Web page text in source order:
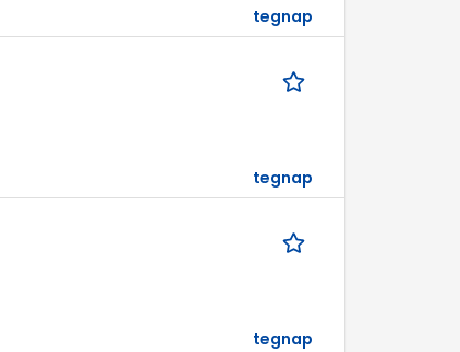
tegnap
tegnap
tegnap